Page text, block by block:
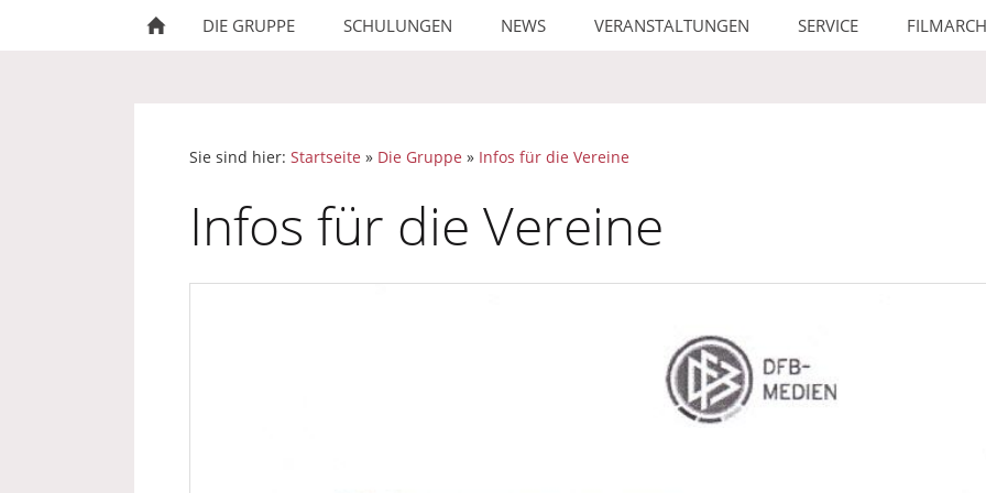
DIE GRUPPE SCHULUNGEN NEWS VERANSTALTUNGEN SERVICE
Sie sind hier: Startseite » Die Gruppe » Infos für die Vereine
Infos für die Vereine